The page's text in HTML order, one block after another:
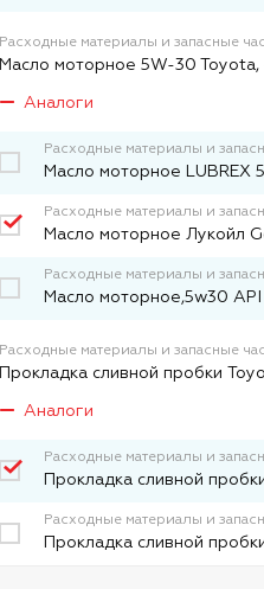
Расходные материалы и запасные
Масло моторное 5W-30 Toyota,
Аналоги
Расходные материалы и
Масло моторное LUBREX
Расходные материалы и
Масло моторное Лукойл
Расходные материалы и
Масло моторное,5w30 API
Расходные материалы и запасные
Прокладка сливной пробки
Аналоги
Расходные материалы и
Прокладка сливной
Расходные материалы и
Прокладка сливной